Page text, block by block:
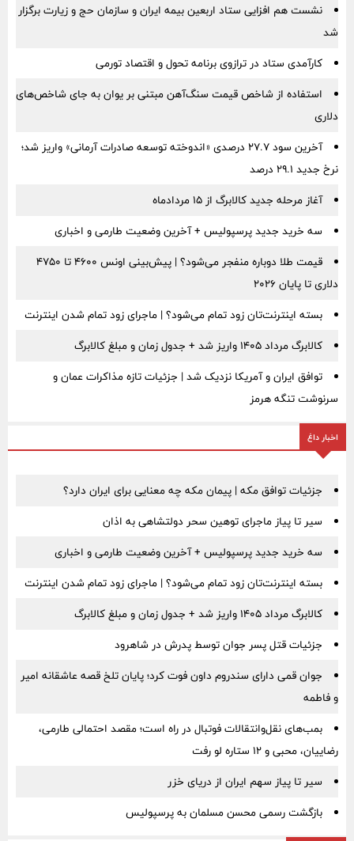
نشست هم افزایی ستاد اربعین بیمه ایران و سازمان حج و زیارت برگزار
شد
کارآمدی ستاد در ترازوی برنامه تحول و اقتصاد تورمی
استفاده از شاخص قیمت سنگ‌آهن مبتنی بر یوان به جای شاخص‌های
دلاری
آخرین سود ۲۷.۷ درصدی «اندوخته توسعه صادرات آرمانی» واریز شد؛
نرخ جدید ۲۹.۱ درصد
آغاز مرحله جدید کالابرگ از ۱۵ مردادماه
سه خرید جدید پرسپولیس + آخرین وضعیت طارمی و اخباری
قیمت طلا دوباره منفجر می‌شود؟ | پیش‌بینی اونس ۴۶۰۰ تا ۴۷۵۰
دلاری تا پایان ۲۰۲۶
بسته اینترنت‌تان زود تمام می‌شود؟ | ماجرای زود تمام شدن اینترنت
کالابرگ مرداد ۱۴۰۵ واریز شد + جدول زمان و مبلغ کالابرگ
توافق ایران و آمریکا نزدیک شد | جزئیات تازه مذاکرات عمان و
سرنوشت تنگه هرمز
اخبار داغ
جزئیات توافق مکه | پیمان مکه چه معنایی برای ایران دارد؟
سیر تا پیاز ماجرای توهین سحر دولتشاهی به اذان
سه خرید جدید پرسپولیس + آخرین وضعیت طارمی و اخباری
بسته اینترنت‌تان زود تمام می‌شود؟ | ماجرای زود تمام شدن اینترنت
کالابرگ مرداد ۱۴۰۵ واریز شد + جدول زمان و مبلغ کالابرگ
جزئیات قتل پسر جوان توسط پدرش در شاهرود
جوان قمی دارای سندروم داون فوت کرد؛ پایان تلخ قصه عاشقانه امیر
و فاطمه
بمب‌های نقل‌وانتقالات فوتبال در راه است؛ مقصد احتمالی طارمی،
رضاییان، محبی و ۱۲ ستاره لو رفت
سیر تا پیاز سهم ایران از دریای خزر
بازگشت رسمی محسن مسلمان به پرسپولیس